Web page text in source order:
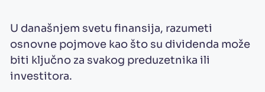
U današnjem svetu finansija, razumeti
osnovne pojmove kao što su dividenda može
biti ključno za svakog preduzetnika ili
investitora.